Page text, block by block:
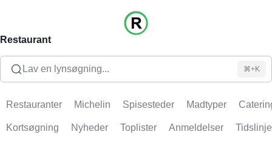
Restaurant
Lav en lynsøgning... ⌘+K
Restauranter Michelin Spisesteder Madtyper
Kortsøgning Nyheder Toplister Anmeldelser Tidslinje